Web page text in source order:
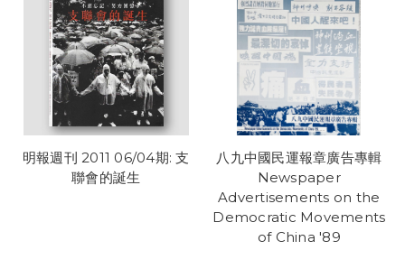
明報週刊 2011 06/04期: 支
聯會的誕生
八九中國民運報章廣告專輯
Newspaper
Advertisements on the
Democratic Movements
of China '89